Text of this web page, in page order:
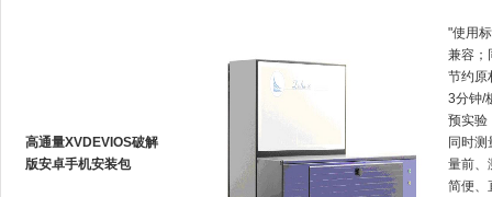
高通量XVDEVIOS破解
版安卓手机安装包
"使用
兼容
节约原
3分钟/
预实验
同时测
量前
简便